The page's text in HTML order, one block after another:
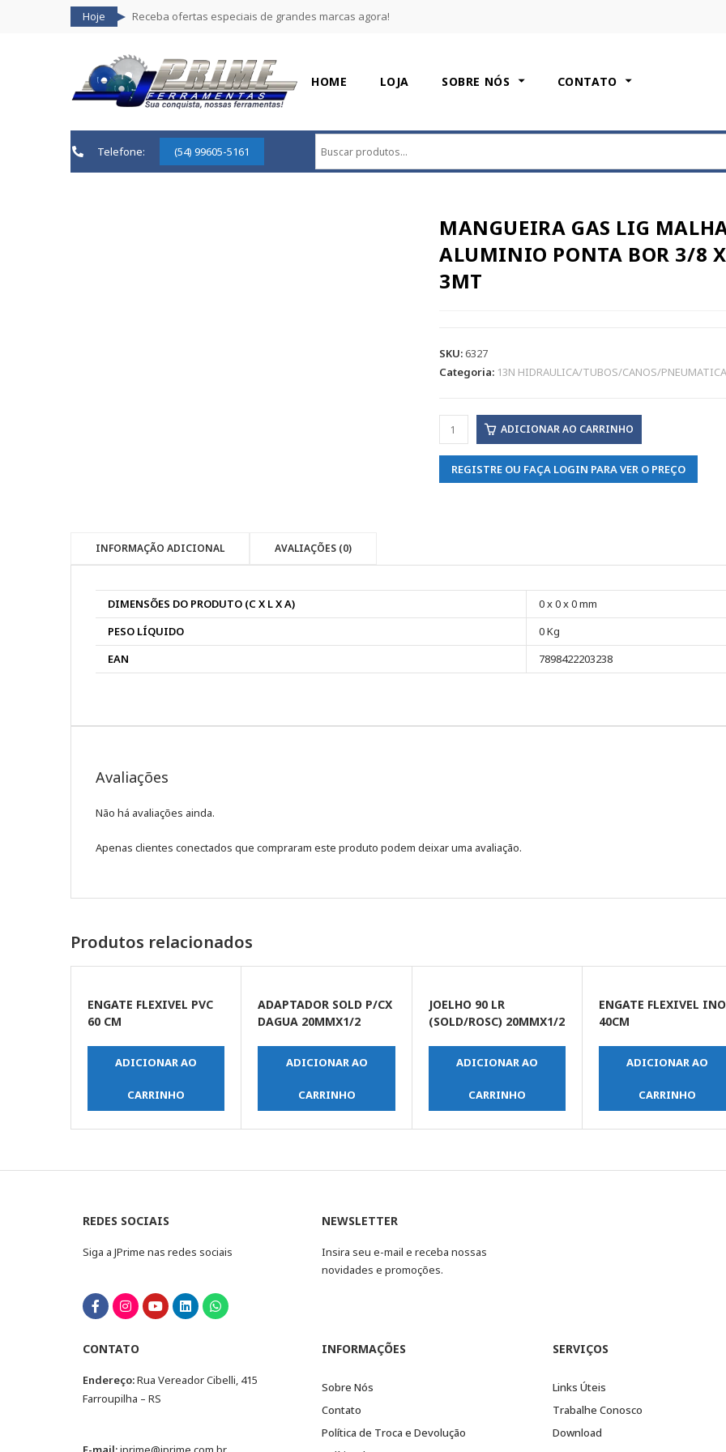
Hoje Receba ofertas especiais de grandes marcas agora!
HOME LOJA SOBRE NÓS CONTATO
Telefone: (54) 99605-5161
MANGUEIRA GAS LIG
ALUMINIO PONTA BOR 3/8 X
3MT
SKU:6327
Categoria: 13N HIDRAULICA/TUBOS/CANOS/
ADICIONAR AO CARRINHO
REGISTRE OU FAÇA LOGIN PARA VER O PREÇO
INFORMAÇÃO ADICIONAL AVALIAÇÕES (0)
DIMENSÕES DO PRODUTO (C X L X A)
0 x 0 x 0 mm
PESO LÍQUIDO
0 Kg
EAN
7898422203238
Avaliações
Não há avaliações ainda.
Apenas clientes conectados que compraram este produto podem deixar uma avaliação.
Produtos relacionados
ENGATE FLEXIVEL PVC
60 CM
ADICIONAR AO
CARRINHO
ADAPTADOR SOLD P/CX
DAGUA 20MMX1/2
ADICIONAR AO
CARRINHO
JOELHO 90 LR
(SOLD/ROSC) 20MMX1/2
ADICIONAR AO
CARRINHO
ENGATE FLEXIVEL
40CM
ADICIONAR AO
CARRINHO
REDES SOCIAIS
Siga a JPrime nas redes sociais
NEWSLETTER
Insira seu e-mail e receba nossas
novidades e promoções.
CONTATO
Endereço:Rua Vereador Cibelli, 415
Farroupilha – RS
INFORMAÇÕES
Sobre Nós
Contato
Política de Troca e Devolução
SERVIÇOS
Links Úteis
Trabalhe Conosco
Download